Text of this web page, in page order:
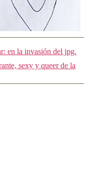
en la invasión del jpg.
sexy y queer de la